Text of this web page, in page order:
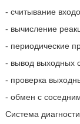
- считывание
- вычисление
- периодические
- вывод выходных
- проверка
- обмен с
Система